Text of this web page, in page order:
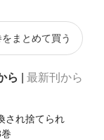
まとめて買う
ら 最新刊から
され捨てられ